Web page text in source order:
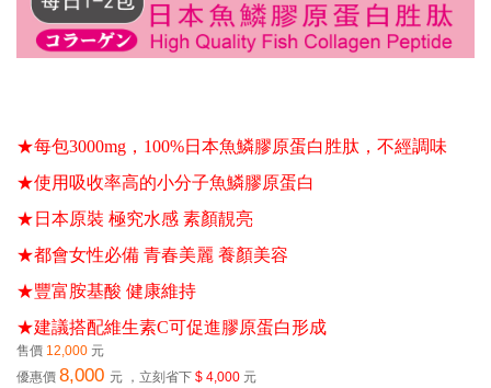
★每包3000mg，100%日本魚鱗膠原蛋白胜肽 ，不經調味
★使用吸收率高的小分子魚鱗膠原蛋白
★日本原裝 極究水感 素顏靚亮
★都會女性必備 青春美麗 養顏美容
★豐富胺基酸 健康維持
★建議搭配維生素C可促進膠原蛋白形成
售價 12,000 元
優惠價 8,000 元 ，立刻省下 $ 4,000 元